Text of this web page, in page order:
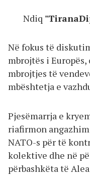
Ndiq
Në fokus të
mbrojtës i
mbrojtjes të
mbështetja e
Pjesëmarrja e
riafirmon
NATO-s për të
kolektive dhe në
përbashkëta të